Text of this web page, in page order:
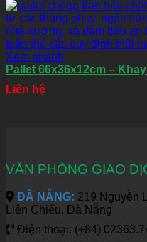
Xem nhanh
Pallet 66x36x12cm –
Liên hệ
VĂN PHÒNG GIAO
ĐÀ NẴNG: 219 Nguyễn
Liên Chiểu, Đà Nẵng
Điện thoại: (+84)